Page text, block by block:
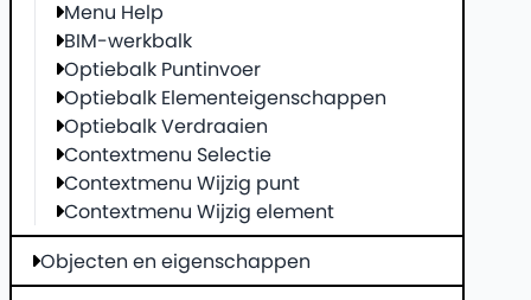
Menu Help
BIM-werkbalk
Optiebalk Puntinvoer
Optiebalk Elementeigenschappen
Optiebalk Verdraaien
Contextmenu Selectie
Contextmenu Wijzig punt
Contextmenu Wijzig element
Objecten en eigenschappen